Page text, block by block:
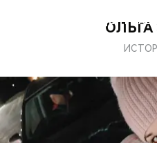
ЧЕРИ ЦЕНТР
ОЛЬГА